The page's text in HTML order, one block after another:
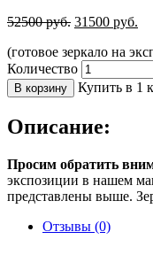
52500руб. 31500 руб.
(готовое зеркало на
Количество
В корзину Купить в 1
Описание:
Просим обратить
экспозиции в нашем
представлены выше.
Отзывы (0)